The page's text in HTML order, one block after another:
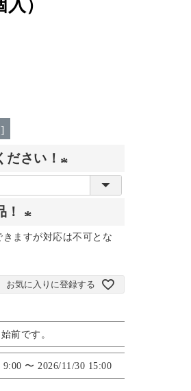
）
ださい！
須
！
(
須
ますが対応は不可とな
お気に入りに登録する
前です。
9:00 〜 2026/11/30 15:00